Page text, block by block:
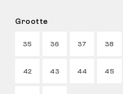
BENNON-LABORATORIUM
WINKEL MET BISTRO
Grootte
35 36 37 38
42 43 44 45